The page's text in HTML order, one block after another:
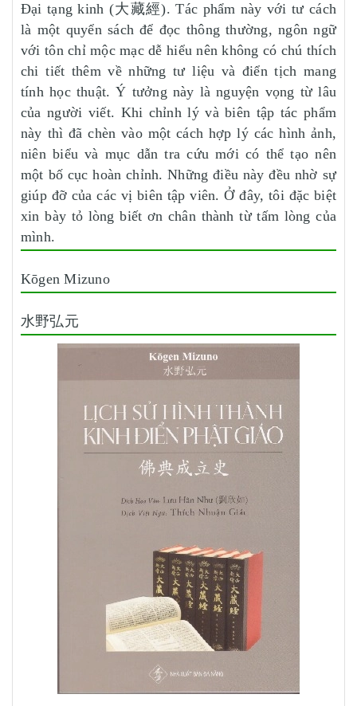
Đại tạng kinh (大藏經). Tác phẩm này với tư cách
là một quyển sách để đọc thông thường, ngôn ngữ
với tôn chỉ mộc mạc dễ hiểu nên không có chú thích
chi tiết thêm về những tư liệu và điển tịch mang
tính học thuật. Ý tưởng này là nguyện vọng từ lâu
của người viết. Khi chỉnh lý và biên tập tác phẩm
này thì đã chèn vào một cách hợp lý các hình ảnh,
niên biểu và mục dẫn tra cứu mới có thể tạo nên
một bố cục hoàn chỉnh. Những điều này đều nhờ sự
giúp đỡ của các vị biên tập viên. Ở đây, tôi đặc biệt
xin bày tỏ lòng biết ơn chân thành từ tấm lòng của
mình.
Kōgen Mizuno
水野弘元